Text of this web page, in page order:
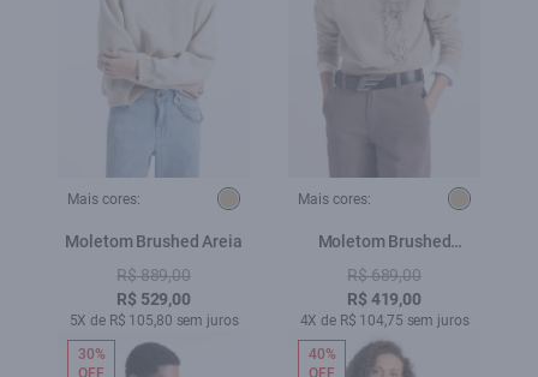
Mais cores:
Moletom Brushed Areia
R$ 889,00
R$ 529,00
5X de R$ 105,80 sem juros
Mais cores:
Moletom Brushed
Minimal Areia
R$ 689,00
R$ 419,00
4X de R$ 104,75 sem juros
30%
OFF
40%
OFF